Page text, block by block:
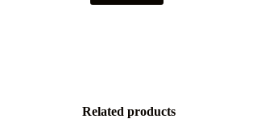
Related products